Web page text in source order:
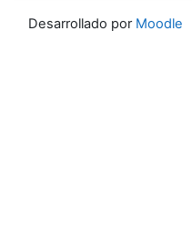
Desarrollado por Moodle